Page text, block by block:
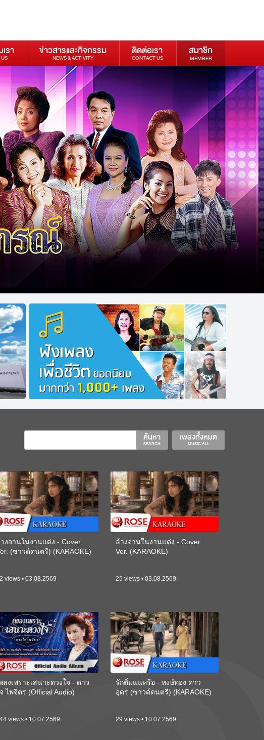
รา ข่าวสารและกิจกรรม
NEWS & ACTIVITY
ติดต่อเรา
CONTACT US
สมาชิก
MEMBER
เพลงทั้งหมด
MUSIC ALL
ค้นหา
SEARCH
งจานในงานแต่ง - Cover
(ซาวด์ดนตรี) (KARAOKE)
views • 03.08.2569
ล้างจานในงานแต่ง - Cover
Ver. (KARAOKE)
25 views • 03.08.2569
ลงเพราะเสนาะดวงใจ - ดาว
ไพจิตร (Official Audio)
views • 10.07.2569
รักติ๋มแน่หรือ - หงษ์ทอง ดาว
อุดร (ซาวด์ดนตรี) (KARAOKE)
29 views • 10.07.2569